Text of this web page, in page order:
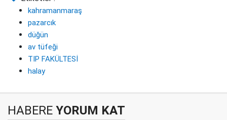
kahramanmaraş
pazarcık
düğün
av tüfeği
TIP FAKÜLTESİ
halay
HABERE YORUM KAT